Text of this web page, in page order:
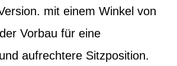
mit einem Winkel von
Vorbau für eine
aufrechtere Sitzposition.